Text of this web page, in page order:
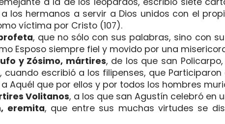
los hermanos a servir a Dios unidos con el
víctima por Cristo (107).
, que no sólo con sus palabras, sino con
Esposo siempre fiel y movido por una
y Zósimo, mártires, de los que san
escribió a los filipenses, que Participaron
Aquél que por ellos y por todos los hombres
Volitanos, a los que san Agustín celebró en
eremita, que entre sus muchas virtudes se